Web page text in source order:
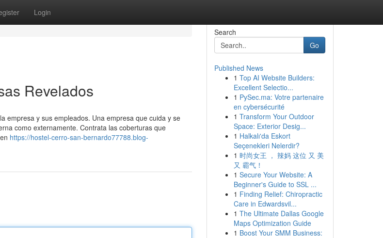
Login
Revelados
empresa y sus empleados. Una empresa que cuida y se
como externamente. Contrata las coberturas que
https://hostel-cerro-san-bernardo77788.blog-
Search
Go
Published News
1 Top AI Website Builders:
Excellent Selectio...
1 PySec.ma: Votre partenaire
en cybersécurité
1 Transform Your Outdoor
Space: Exterior Desig...
1 Halkalı'da Eskort
Seçenekleri Nelerdir?
1 时尚女王 ， 辣妈 这位 又 美
又 霸气！
1 Secure Your Website: A
Beginner's Guide to SSL ...
1 Finding Relief: Chiropractic
Care in Edwardsvil...
1 The Ultimate Dallas Google
Maps Optimization Guide
1 Boost Your SMM Business: